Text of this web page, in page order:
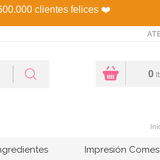
clientes felices ❤️
0
Impresión